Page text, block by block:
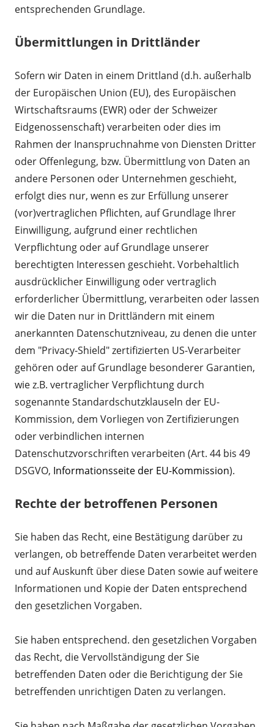
entsprechenden Grundlage.
Übermittlungen in Drittländer
Sofern wir Daten in einem Drittland (d.h. außerhalb
der Europäischen Union (EU), des Europäischen
Wirtschaftsraums (EWR) oder der Schweizer
Eidgenossenschaft) verarbeiten oder dies im
Rahmen der Inanspruchnahme von Diensten Dritter
oder Offenlegung, bzw. Übermittlung von Daten an
andere Personen oder Unternehmen geschieht,
erfolgt dies nur, wenn es zur Erfüllung unserer
(vor)vertraglichen Pflichten, auf Grundlage Ihrer
Einwilligung, aufgrund einer rechtlichen
Verpflichtung oder auf Grundlage unserer
berechtigten Interessen geschieht. Vorbehaltlich
ausdrücklicher Einwilligung oder vertraglich
erforderlicher Übermittlung, verarbeiten oder lassen
wir die Daten nur in Drittländern mit einem
anerkannten Datenschutzniveau, zu denen die unter
dem "Privacy-Shield" zertifizierten US-Verarbeiter
gehören oder auf Grundlage besonderer Garantien,
wie z.B. vertraglicher Verpflichtung durch
sogenannte Standardschutzklauseln der EU-
Kommission, dem Vorliegen von Zertifizierungen
oder verbindlichen internen
Datenschutzvorschriften verarbeiten (Art. 44 bis 49
DSGVO, Informationsseite der EU-Kommission).
Rechte der betroffenen Personen
Sie haben das Recht, eine Bestätigung darüber zu
verlangen, ob betreffende Daten verarbeitet werden
und auf Auskunft über diese Daten sowie auf weitere
Informationen und Kopie der Daten entsprechend
den gesetzlichen Vorgaben.
Sie haben entsprechend. den gesetzlichen Vorgaben
das Recht, die Vervollständigung der Sie
betreffenden Daten oder die Berichtigung der Sie
betreffenden unrichtigen Daten zu verlangen.